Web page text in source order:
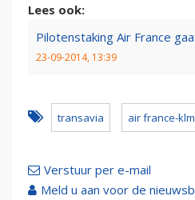
Lees ook:
Pilotenstaking Air France
23-09-2014, 13:39
transavia air france-klm
Verstuur per e-mail
Meld u aan voor de